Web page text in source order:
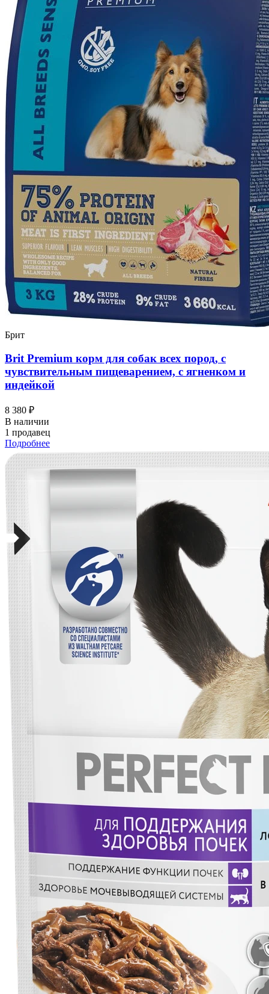
Брит
Brit Premium корм для собак всех пород, с
чувствительным пищеварением, с ягненком и
индейкой
8 380 ₽
В наличии
1 продавец
Подробнее